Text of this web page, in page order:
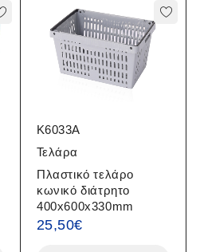
K6033A
Τελάρα
Πλαστικό τελάρο
κωνικό διάτρητο
400x600x330mm
25,50€